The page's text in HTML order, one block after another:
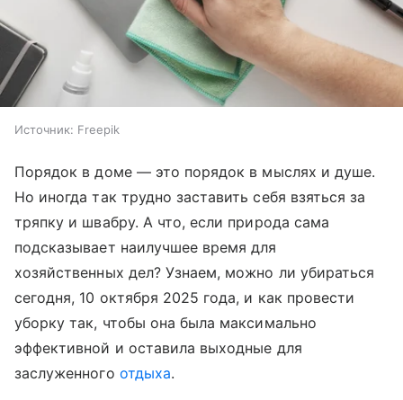
Источник: Freepik
Порядок в доме — это порядок в мыслях и душе.
Но иногда так трудно заставить себя взяться за
тряпку и швабру. А что, если природа сама
подсказывает наилучшее время для
хозяйственных дел? Узнаем, можно ли убираться
сегодня, 10 октября 2025 года, и как провести
уборку так, чтобы она была максимально
эффективной и оставила выходные для
заслуженного отдыха.